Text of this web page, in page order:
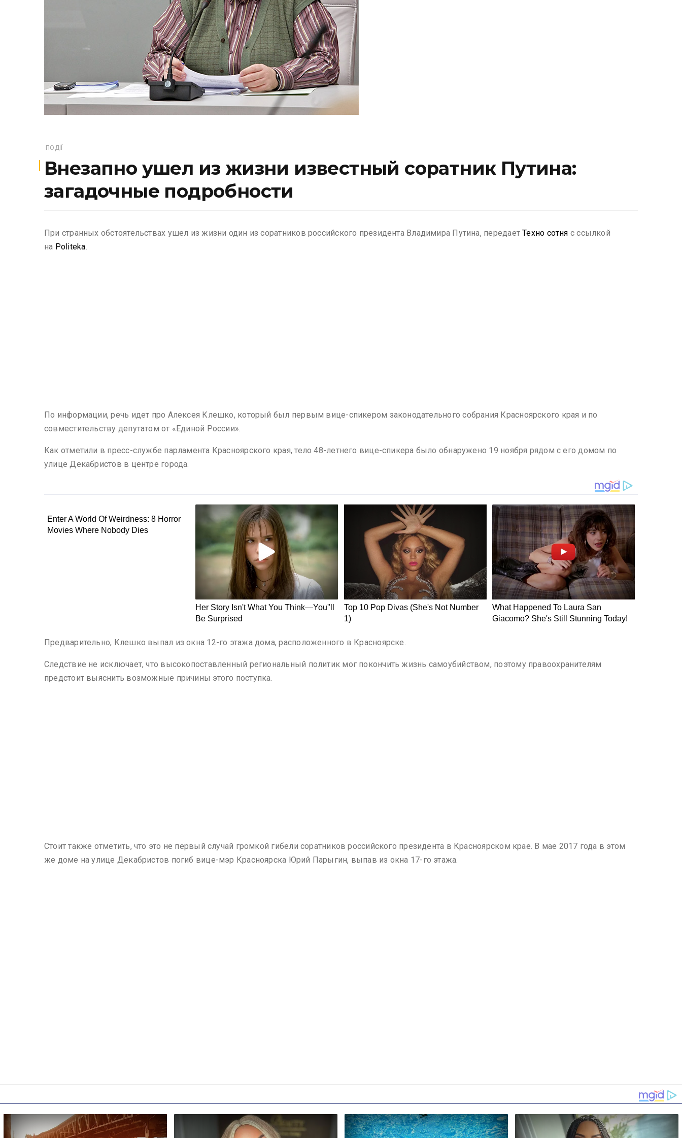
ПОДІЇ
Внезапно ушел из жизни известный соратник Путина:
загадочные подробности
При странных обстоятельствах ушел из жизни один из соратников российского президента Владимира Путина, передаетТехно сотня с ссылкой
на Politeka.
По информации, речь идет про Алексея Клешко, который был первым вице-спикером законодательного собрания Красноярского края и по
совместительству депутатом от «Единой России».
Как отметили в пресс-службе парламента Красноярского края, тело 48-летнего вице-спикера было обнаружено 19 ноября рядом с его домом по
улице Декабристов в центре города.
Предварительно, Клешко выпал из окна 12-го этажа дома, расположенного в Красноярске.
Следствие не исключает, что высокопоставленный региональный политик мог покончить жизнь самоубийством, поэтому правоохранителям
предстоит выяснить возможные причины этого поступка.
Стоит также отметить, что это не первый случай громкой гибели соратников российского президента в Красноярском крае. В мае 2017 года в этом
же доме на улице Декабристов погиб вице-мэр Красноярска Юрий Парыгин, выпав из окна 17-го этажа.